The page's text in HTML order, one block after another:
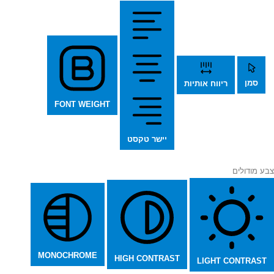
סמן ריווח אותיות
יישר טקסט
FONT WEIGHT
צבע מודולים
LIGHT CONTRAST
HIGH CONTRAST
MONOCHROME